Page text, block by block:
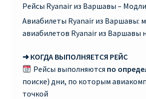
RYANAIR ПОСАДОЧНЫЙ ТАЛОН –
Ryanair Россия
RYANAIR ТЕЛЬ-АВИВ, ЭЙЛАТ,
RYANAIR УКРАИНА | АВИАБИЛЕТЫ ОТ
Рейсы Ryanair из Варшавы –
Авиабилеты Ryanair из Варшавы:
авиабилетов Ryanair из Варшавы
➜ КОГДА ВЫПОЛНЯЕТСЯ РЕЙС
Рейсы выполняются по
поиске) дни, по которым
точкой